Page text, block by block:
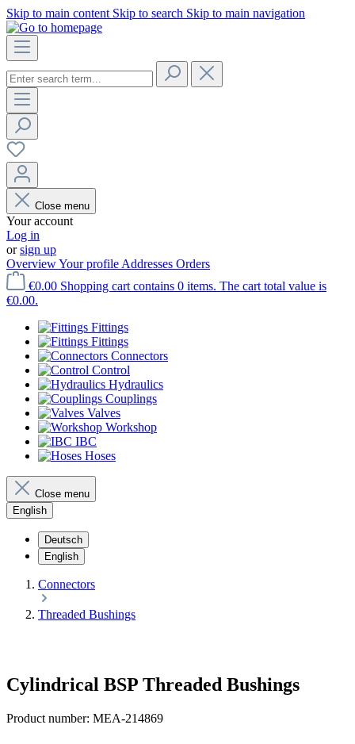
Skip to main content Skip to search Skip to main navigation
Close menu
Your account
Log in
orsign up
OverviewYour profile Addresses Orders
€0.00 Shopping cart contains 0 items. The cart total value is
€0.00.
Fittings
Fittings
Connectors
Control
Hydraulics
Couplings
Valves
Workshop
IBC
Hoses
Close menu
English
Deutsch
English
Connectors
Threaded Bushings
Cylindrical BSP Threaded Bushings
Product number: MEA-214869